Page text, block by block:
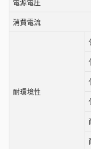
電源電圧
消費電流
耐環境性